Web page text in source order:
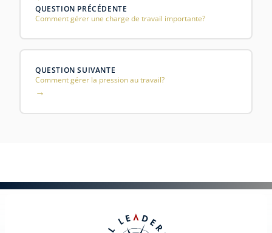
QUESTION PRÉCÉDENTE
Comment gérer une charge de travail importante?
QUESTION SUIVANTE
Comment gérer la pression au travail?